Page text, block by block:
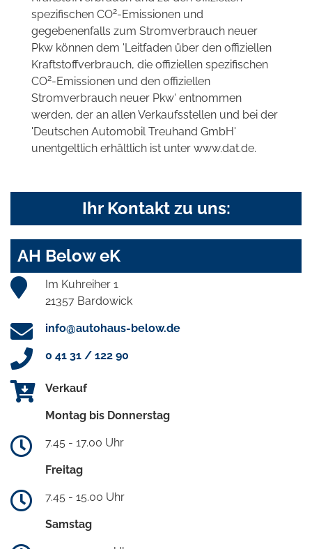
spezifischen CO2-Emissionen und
gegebenenfalls zum Stromverbrauch neuer
Pkw können dem 'Leitfaden über den offiziellen
Kraftstoffverbrauch, die offiziellen spezifischen
CO2-Emissionen und den offiziellen
Stromverbrauch neuer Pkw' entnommen
werden, der an allen Verkaufsstellen und bei der
'Deutschen Automobil Treuhand GmbH'
unentgeltlich erhältlich ist unter www.dat.de.
Ihr Kontakt zu uns:
AH Below eK
Im Kuhreiher 1
21357 Bardowick
info@autohaus-below.de
0 41 31 / 122 90
Verkauf
Montag bis Donnerstag
7.45 - 17.00 Uhr
Freitag
7.45 - 15.00 Uhr
Samstag